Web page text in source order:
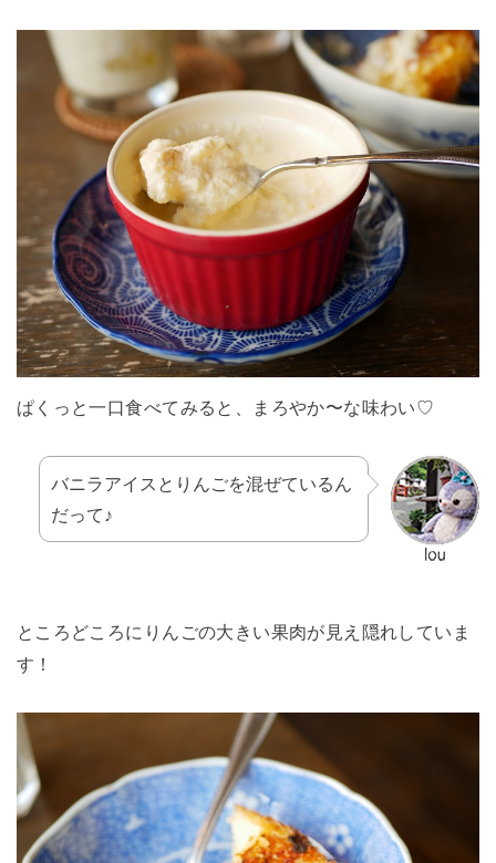
ぱくっと一口食べてみると、まろやか〜な味わい♡
バニラアイスとりんごを混ぜているん
だって♪
ところどころにりんごの大きい果肉が見え隠れしていま
す！